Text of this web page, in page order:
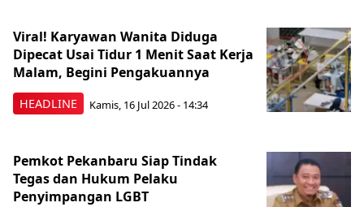
HEADLINE
Viral! Karyawan Wanita Diduga
Dipecat Usai Tidur 1 Menit Saat Kerja
Malam, Begini Pengakuannya
Kamis, 16 Jul 2026 - 14:34
Pemkot Pekanbaru Siap Tindak
Tegas dan Hukum Pelaku
Penyimpangan LGBT